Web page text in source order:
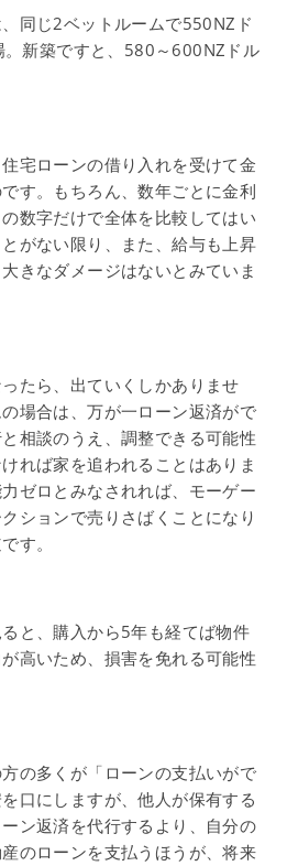
同じ2ベットルームで550NZド
新築ですと、580～600NZドル
宅ローンの借り入れを受けて金
す。もちろん、数年ごとに金利
数字だけで全体を比較してはい
がない限り、また、給与も上昇
きなダメージはないとみていま
たら、出ていくしかありませ
場合は、万が一ローン返済がで
相談のうえ、調整できる可能性
れば家を追われることはありま
ゼロとみなされれば、モーゲー
ションで売りさばくことになり
す。
と、購入から5年も経てば物件
高いため、損害を免れる可能性
の多くが「ローンの支払いがで
口にしますが、他人が保有する
ン返済を代行するより、自分の
のローンを支払うほうが、将来